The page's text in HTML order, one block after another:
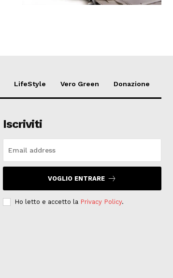
LifeStyle Vero Green Donazione
Iscriviti
VOGLIO ENTRARE
Ho letto e accetto la Privacy Policy.